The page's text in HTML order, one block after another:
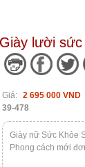
Giày lười sức
Giá: 2 695 000 VND
39-478
Giày nữ Sức Khỏe
Phong cách mới